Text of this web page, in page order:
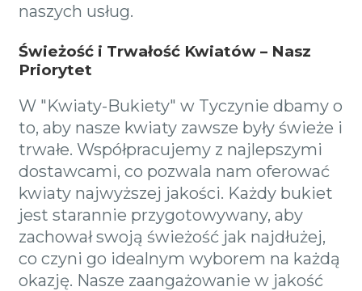
naszych usług.
Świeżość i Trwałość Kwiatów – Nasz
Priorytet
W "Kwiaty-Bukiety" w Tyczynie dbamy o
to, aby nasze kwiaty zawsze były świeże i
trwałe. Współpracujemy z najlepszymi
dostawcami, co pozwala nam oferować
kwiaty najwyższej jakości. Każdy bukiet
jest starannie przygotowywany, aby
zachował swoją świeżość jak najdłużej,
co czyni go idealnym wyborem na każdą
okazję. Nasze zaangażowanie w jakość